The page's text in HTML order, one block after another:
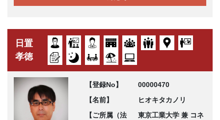
日置
孝徳
【登録No】
00000470
【名前】
ヒオキタカノリ
【ご所属（法
東京工業大学 兼 コネ